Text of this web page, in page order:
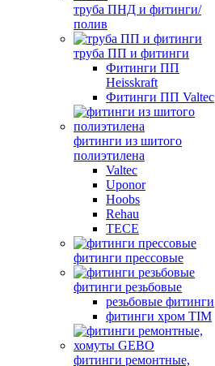
труба ПНД и фитинги/
полив
труба ПП и фитинги
Фитинги ПП
Heisskraft
Фитинги ПП Valtec
фитинги из шитого
полиэтилена
Valtec
Uponor
Hoobs
Rehau
TECE
фитинги прессовые
фитинги резьбовые
резьбовые фитинги
фитинги хром TIM
фитинги ремонтные,